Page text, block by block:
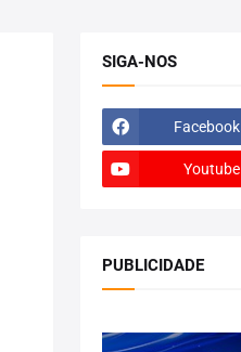
SIGA-NOS
Facebook
Youtube
PUBLICIDADE